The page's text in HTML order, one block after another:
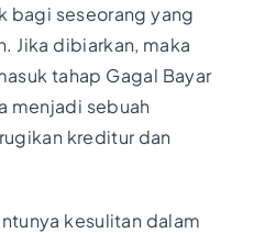
bagi seseorang yang
Jika dibiarkan, maka
tahap Gagal Bayar
menjadi sebuah
kreditur dan
kesulitan dalam